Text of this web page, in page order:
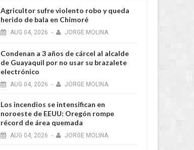
Agricultor sufre violento robo y queda
herido de bala en Chimoré
AUG 04, 2026 - JORGE MOLINA
Condenan a 3 años de cárcel al alcalde
de Guayaquil por no usar su brazalete
electrónico
AUG 04, 2026 - JORGE MOLINA
Los incendios se intensifican en
noroeste de EEUU: Oregón rompe
récord de área quemada
AUG 04, 2026 - JORGE MOLINA